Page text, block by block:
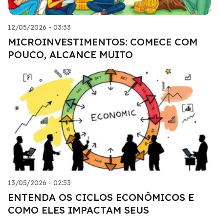
12/05/2026 - 03:33
MICROINVESTIMENTOS: COMECE COM
POUCO, ALCANCE MUITO
13/05/2026 - 02:53
ENTENDA OS CICLOS ECONÔMICOS E
COMO ELES IMPACTAM SEUS